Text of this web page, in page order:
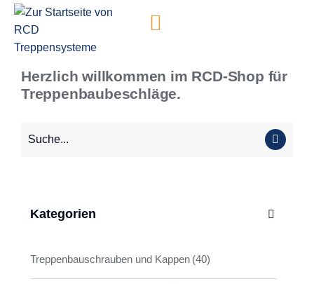
springen
Herzlich willkommen im RCD-Shop für
Treppenbaubeschläge.
Kategorien
Treppenbauschrauben und Kappen (40)